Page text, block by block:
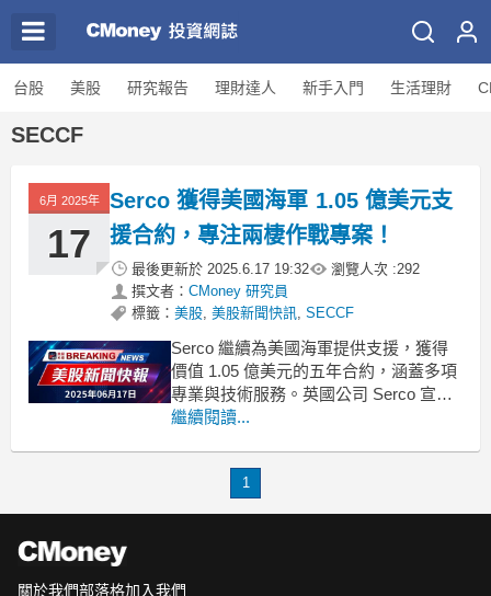
台股 美股 研究報告 理財達人 新手入門 生活理財
SECCF
6月 2025年
17
Serco 獲得美國海軍 1.05 億美元支
援合約，專注兩棲作戰專案！
最後更新於 2025.6.17 19:32 瀏覽人次 :292
撰文者： CMoney 研究員
標籤： 美股, 美股新聞快訊, SECCF
Serco 繼續為美國海軍提供支援，獲得
價值 1.05 億美元的五年合約，涵蓋多項
專業與技術服務。英國公司 Serco 宣佈
成功中標一項重要合約，將持續為美國
Warfare Program
繼續閱讀...
1
關於我們部落格加入我們